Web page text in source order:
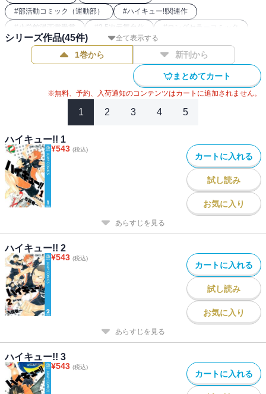
#部活動コミック（運動部） #ハイキュー!!関連作
# 小学館漫画賞受賞 #2.5次元舞台化 # ロングセラーコミック
#スポーツ漫画 #バレー漫画 #2016年アニメ化
2020年アニメ化 # 2024年映画化
全て表示する
シリーズ作品(45件)
1巻から 新刊から
まとめてカート
※無料、予約、入荷通知のコンテンツはカートに追加されません。
1 2 3 4 5
ハイキュー!! 1
¥543 (税込)
カートに入れる
試し読み
お気に入り
あらすじを見る
ハイキュー!! 2
¥543 (税込)
カートに入れる
試し読み
お気に入り
あらすじを見る
ハイキュー!! 3
¥543 (税込)
カートに入れる